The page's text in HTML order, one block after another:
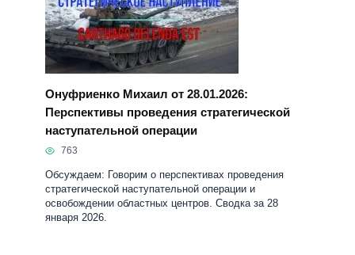
Онуфриенко Михаил от 28.01.2026:
Перспективы проведения стратегической
наступательной операции
763
Обсуждаем: Говорим о перспективах проведения
стратегической наступательной операции и
освобождении областных центров. Сводка за 28
января 2026.